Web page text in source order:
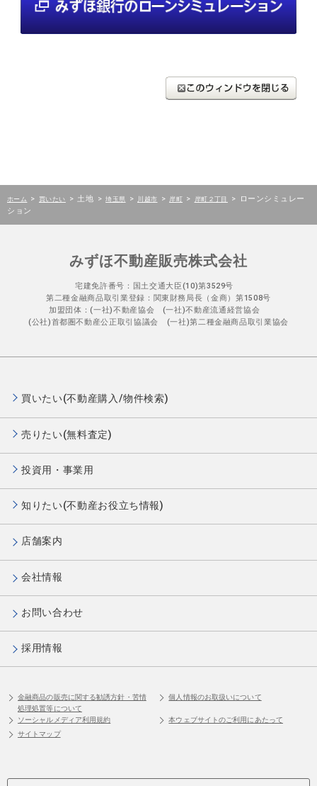
ホーム > 買いたい > 土地 > 埼玉県 > 川越市 > 岸町 > 岸町２丁目 >
ローンシミュレー
ション
みずほ不動産販売株式会社
宅建免許番号：国土交通大臣(10)第3529号
第二種金融商品取引業登録：関東財務局長（金商）第1508号
加盟団体：(一社)不動産協会 (一社)不動産流通経営協会
(公社)首都圏不動産公正取引協議会 (一社)第二種金融商品取引業協会
買いたい(不動産購入/物件検索)
売りたい(無料査定)
投資用・事業用
知りたい(不動産お役立ち情報)
店舗案内
会社情報
お問い合わせ
採用情報
金融商品の販売に関する勧誘方針・苦情
処理処置等について
個人情報のお取扱いについて
ソーシャルメディア利用規約
本ウェブサイトのご利用にあたって
サイトマップ